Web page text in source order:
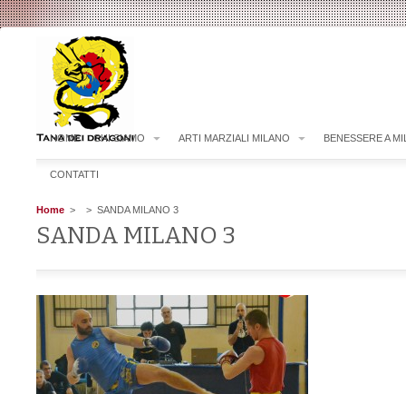
HOME CHI SIAMO ARTI MARZIALI MILANO BENESSERE A
CONTATTI
Home > > SANDA MILANO 3
SANDA MILANO 3